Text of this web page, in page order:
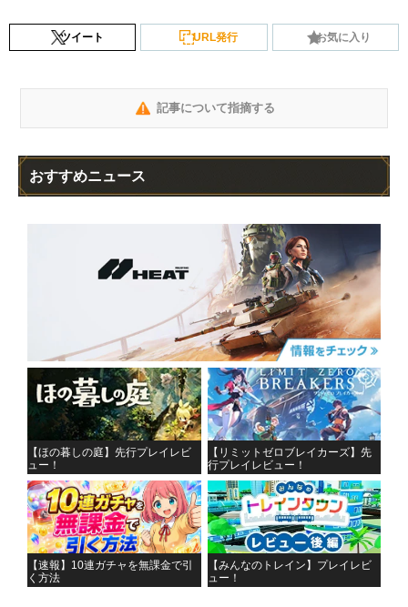
ツイート URL発行 お気に入り
記事について指摘する
おすすめニュース
【ほの暮しの庭】先行プレイレビ
ュー！
【リミットゼロブレイカーズ】先
行プレイレビュー！
【速報】10連ガチャを無課金で引
く方法
【みんなのトレイン】プレイレビ
ュー！